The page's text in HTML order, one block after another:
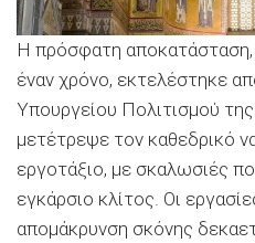
Η πρόσφατη
έναν χρόνο, εκτελέστηκε
Υπουργείου Πολιτισμού
μετέτρεψε τον καθεδρικό
εργοτάξιο, με σκαλωσιές
εγκάρσιο κλίτος. Οι
απομάκρυνση σκόνης